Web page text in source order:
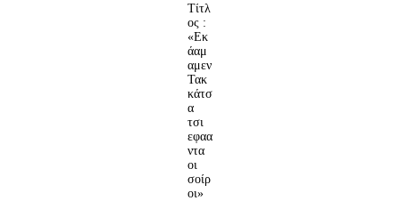
Τίτλ
ος :
«Εκ
άαμ
αμεν
Τακ
κάτσ
α
τσι
εφαα
ντα
οι
σοίρ
οι»